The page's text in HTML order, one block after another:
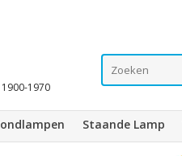
1970
Staande Lamp